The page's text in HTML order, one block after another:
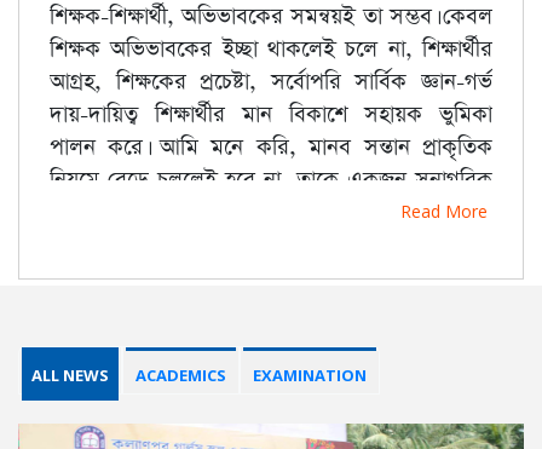
শিক্ষক-শিক্ষার্থী, অভিভাবকের সমন্বয়ই তা সম্ভব। কেবল
শিক্ষক অভিভাবকের ইচ্ছা থাকলেই চলে না, শিক্ষার্থীর
আগ্রহ, শিক্ষকের প্রচেষ্টা, সর্বোপরি সার্বিক জ্ঞান-গর্ভ
দায়-দায়িত্ব শিক্ষার্থীর মান বিকাশে সহায়ক ভুমিকা
পালন করে। আমি মনে করি, মানব সন্তান প্রাকৃতিক
নিয়মে বেড়ে চললেই হবে না, তাকে একজন সুনাগরিক
হয়ে রাষ্ট্রে বসবাস করতে হবে। আর এই সুনাগরিক হয়ে
প্রাতিষ্ঠানিক রূপরেখা ও কাঠামো গঠনের দায়-দায়িত্ব
এবং শিক্ষকদের ধ্যান-ধারণা বাধাগ্রস্থ হয় যদি সম্মানিত
অভিভাবকগণ অতিমাত্রায় তাদের সন্তান/পোষ্যদের প্রতি
স্নেহ পরায়ণ হয়ে পড়েন। তখন দুর্বল/পিছিয়ে পড়া
শিক্ষার্থীদের গড়ে তোলা কিংবা শাসন করা শিক্ষক/
Read More
ALL NEWS ACADEMICS EXAMINATION